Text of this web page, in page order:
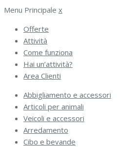
Menu Principale x
Offerte
Attività
Come funziona
Hai un’attività?
Area Clienti
Abbigliamento e accessori
Articoli per animali
Veicoli e accessori
Arredamento
Cibo e bevande